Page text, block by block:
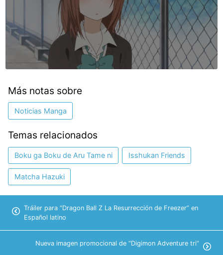
Más notas sobre
Noticias Manga
Temas relacionados
Boku ga Boku de Aru Tame ni Isshukan Friends
Matcha Hazuki
Tráiler para “Dragon Ball Z La Resurrección de Freezer” en
Español latino
Nueva imagen promocional de “Digimon Adventure tri”